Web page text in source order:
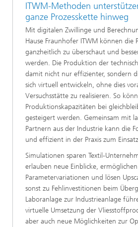
ITWM-Methoden
ganze Prozesskette hinweg
Mit digitalen Zwillinge und
Hause Fraunhofer ITWM können die
ganzheitlich zu überschaut und
werden. Die Produktion der
damit nicht nur effizienter, sondern
sich virtuell entwickeln, ohne dies
Versuchsstätte zu realisieren. So
Produktionskapazitäten bei
gesteigert werden. Gemeinsam mit
Partnern aus der Industrie kann die
und effizient in der Praxis zum
Simulationen sparen Textil-
erlauben neue Einblicke,
Parametervariationen und lösen
sonst zu Fehlinvestitionen beim
Laboranlage zur Industrieanlage
virtuelle Umsetzung der
aber auch neue Möglichkeiten zur